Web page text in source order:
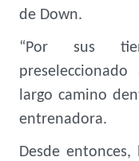
de Down.
“Por sus
largo camino
entrenadora.
Desde